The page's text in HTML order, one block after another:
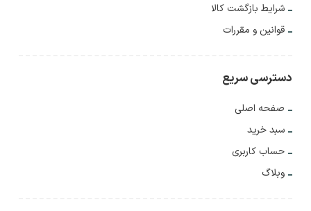
شرایط بازگشت کالا
قوانین و مقررات
دسترسی سریع
صفحه اصلی
سبد خرید
حساب کاربری
وبلاگ